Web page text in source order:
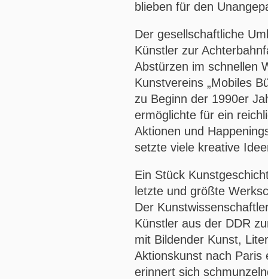
blieben für den
Der gesellschaftliche
Künstler zur
Abstürzen im schnellen
Kunstvereins „Mobiles
zu Beginn der 1990er
ermöglichte für ein
Aktionen und
setzte viele kreative
Ein Stück
letzte und größte
Der
Künstler aus der DDR
mit Bildender Kunst,
Aktionskunst nach Paris
erinnert sich